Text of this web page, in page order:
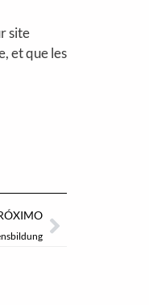
site
et que les
Próximo